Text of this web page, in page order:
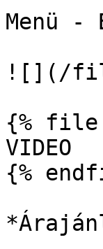
Menü
![](/
{% file
VIDEO
{%